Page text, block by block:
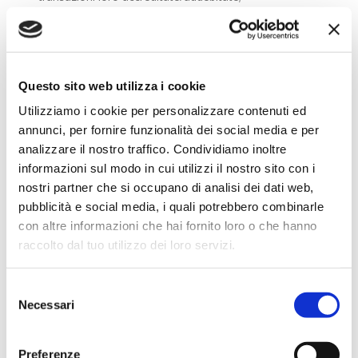
Questo sito web utilizza i cookie
Utilizziamo i cookie per personalizzare contenuti ed
annunci, per fornire funzionalità dei social media e per
analizzare il nostro traffico. Condividiamo inoltre
informazioni sul modo in cui utilizzi il nostro sito con i
nostri partner che si occupano di analisi dei dati web,
pubblicità e social media, i quali potrebbero combinarle
con altre informazioni che hai fornito loro o che hanno
raccolto dal tuo utilizzo dei loro servizi.
delNecessari
Preferenze
- Scontrino digitale, per la digitalizzazione delle ricevute dei
terminali POS attraverso API dedicate e comunicazione
terminale-sistema;
- Calcolo delle Merchant Fees (commissioni) in modalità
comprende i tre componenti specificati dal regolamento
della Commissione Europea o con il modello standard
(con importo fisso + percentuale, limitato dall'importo
minimo e massimo);
- Conversione dinamica di valuta sui terminali POS (DCC);
- Transazioni relative a distributori automatici di
carburante (AFD).
Per conoscere tutti i servizi di Dinit Card Services,
vedi qui